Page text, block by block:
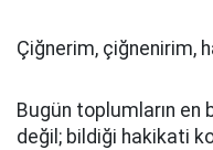
Çiğnerim, çiğnenirim,
Bugün toplumların en
değil; bildiği hakikati